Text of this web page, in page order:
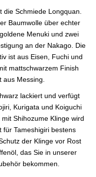
die Schmiede Longquan.
Baumwolle über echter
Menuki und zwei
an der Nakago. Die
ist aus Eisen, Fuchi und
mattschwarzem Finish
aus Messing.
lackiert und verfügt
Kurigata und Koiguchi
Shihozume Klinge wird
für Tameshigiri bestens
der Klinge vor Rost
das Sie in unserer
bekommen.